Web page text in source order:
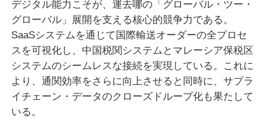
デジタル能力こそが、運去哪の「グローバル・ツー・
グローバル」展開を支える核心的競争力である。
SaaSシステムを通じて国際輸送オーダーの全プロセ
スを可視化し、中国税関システムとマレーシア保税区
システムのシームレスな接続を実現している。これに
より、通関効率をさらに向上させると同時に、サプラ
イチェーン・データのクローズドループ化も果たして
いる。